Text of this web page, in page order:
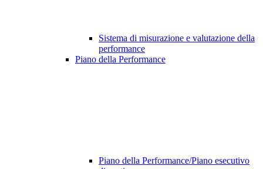
Sistema di misurazione e valutazione della
performance
Piano della Performance
Piano della Performance/Piano esecutivo